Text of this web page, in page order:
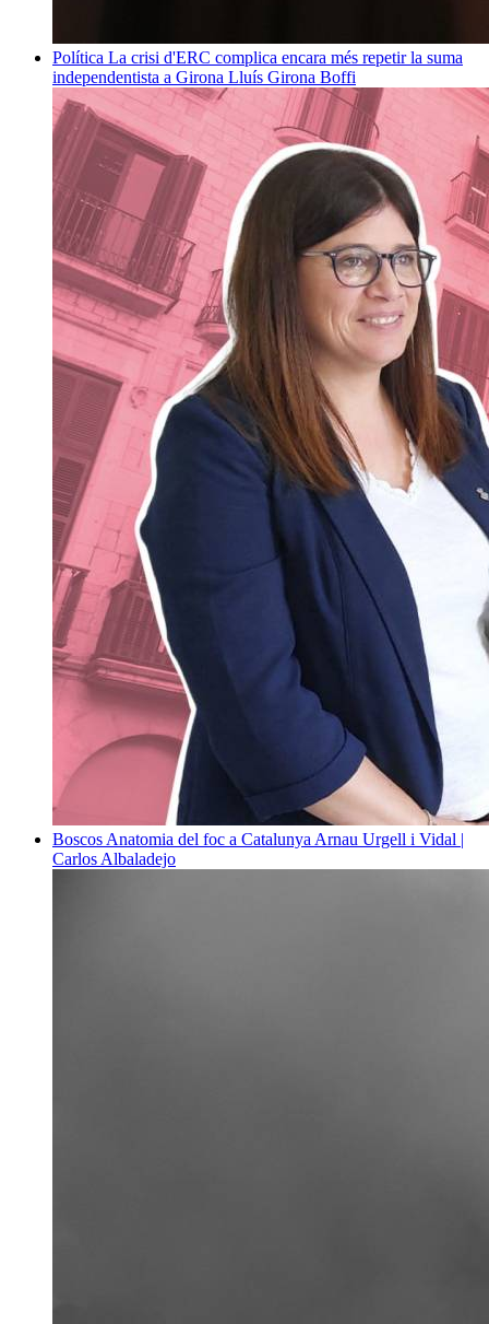
Política La crisi d'ERC complica encara més repetir la suma
independentista a Girona Lluís Girona Boffi
Boscos Anatomia del foc a Catalunya Arnau Urgell i Vidal |
Carlos Albaladejo